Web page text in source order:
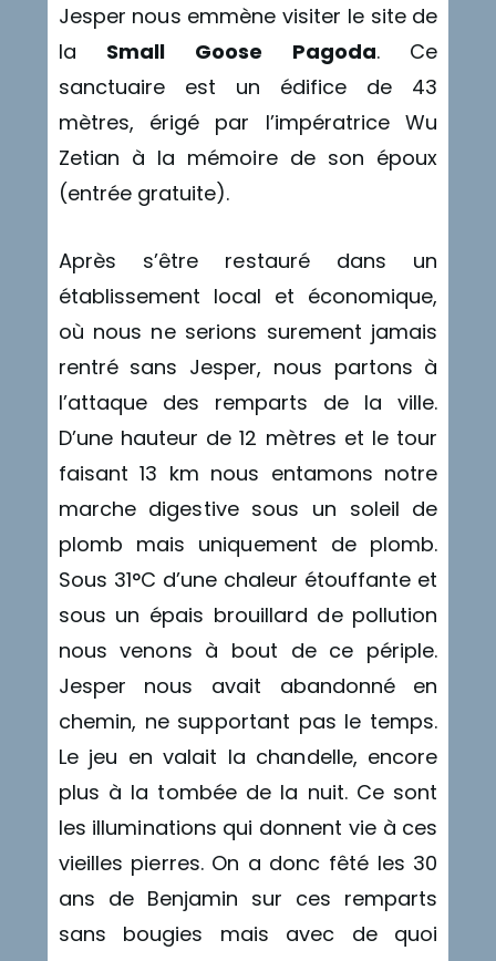
Jesper nous emmène visiter le site de
la Small Goose Pagoda. Ce
sanctuaire est un édifice de 43
mètres, érigé par l’impératrice Wu
Zetian à la mémoire de son époux
(entrée gratuite).
Après s’être restauré dans un
établissement local et économique,
où nous ne serions surement jamais
rentré sans Jesper, nous partons à
l’attaque des remparts de la ville.
D’une hauteur de 12 mètres et le tour
faisant 13 km nous entamons notre
marche digestive sous un soleil de
plomb mais uniquement de plomb.
Sous 31°C d’une chaleur étouffante et
sous un épais brouillard de pollution
nous venons à bout de ce périple.
Jesper nous avait abandonné en
chemin, ne supportant pas le temps.
Le jeu en valait la chandelle, encore
plus à la tombée de la nuit. Ce sont
les illuminations qui donnent vie à ces
vieilles pierres. On a donc fêté les 30
ans de Benjamin sur ces remparts
sans bougies mais avec de quoi